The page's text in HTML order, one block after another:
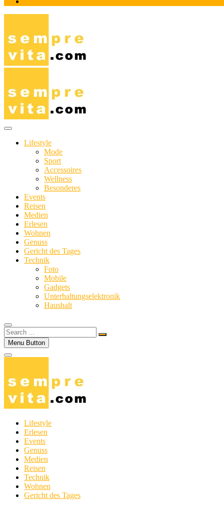
Lifestyle
Mode
Sport
Accessoires
Wellness
Besonderes
Events
Reisen
Medien
Erlesen
Wohnen
Genuss
Gericht des Tages
Technik
Foto
Mobile
Gadgets
Unterhaltungselektronik
Haushalt
Search
…Menu Button
Lifestyle
Erlesen
Events
Genuss
Medien
Reisen
Technik
Wohnen
Gericht des Tages